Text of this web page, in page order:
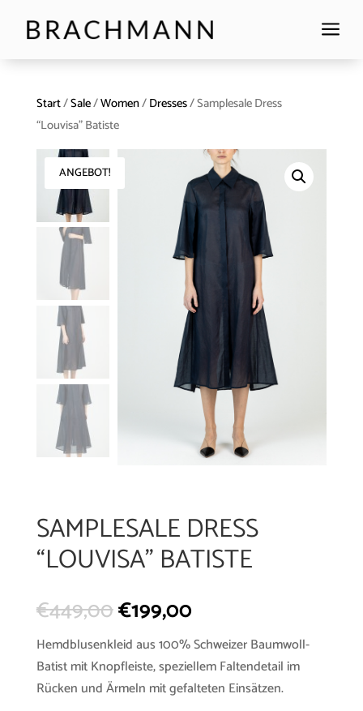
a
Start/Sale/Women/Dresses/ Samplesale Dress
“Louvisa” Batiste
ANGEBOT!
SAMPLESALE DRESS
“LOUVISA” BATISTE
€449,00€199,00
Hemdblusenkleid aus 100% Schweizer Baumwoll-
Batist mit Knopfleiste, speziellem Faltendetail im
Rücken und Ärmeln mit gefalteten Einsätzen.